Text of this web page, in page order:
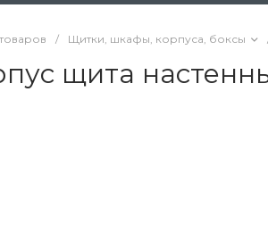
/ Щитки, шкафы, корпуса, боксы
щита